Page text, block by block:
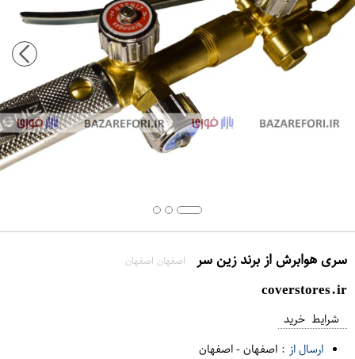
سری هوابرش از برند زین سر اصفهان اصفهان
coverstores.ir
شرایط خرید
ارسال از : اصفهان-اصفهان